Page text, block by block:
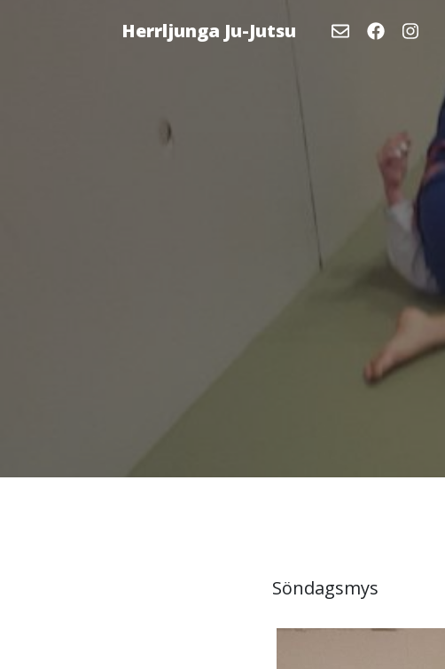
Herrljunga Ju-Jutsu
Söndagsmys